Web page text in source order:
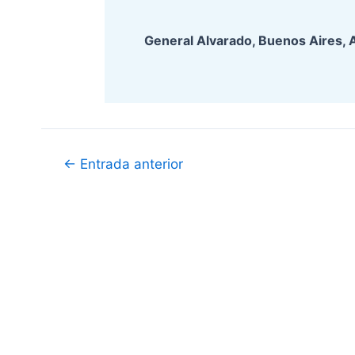
General Alvarado, Buenos Aires,
Navegación
← Entrada anterior